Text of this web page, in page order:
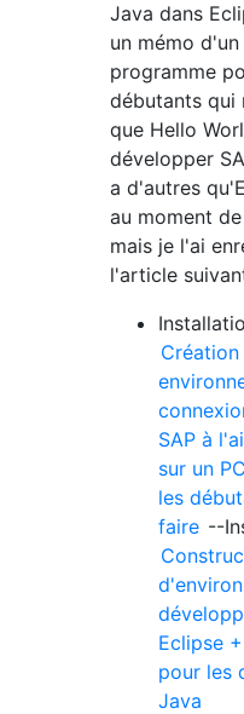
Java dans
un mémo
programme
débutants qui
que Hello
développer
a d'autres
au moment
mais je l'ai
l'article
SAP à
sur un
les
faire --
Eclipse
pour les
Java